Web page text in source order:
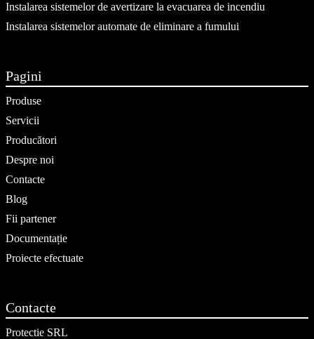
Instalarea sistemelor de avertizare la evacuarea de incendiu
Instalarea sistemelor automate de eliminare a fumului
Pagini
Produse
Servicii
Producători
Despre noi
Contacte
Blog
Fii partener
Documentație
Proiecte efectuate
Contacte
Protectie SRL